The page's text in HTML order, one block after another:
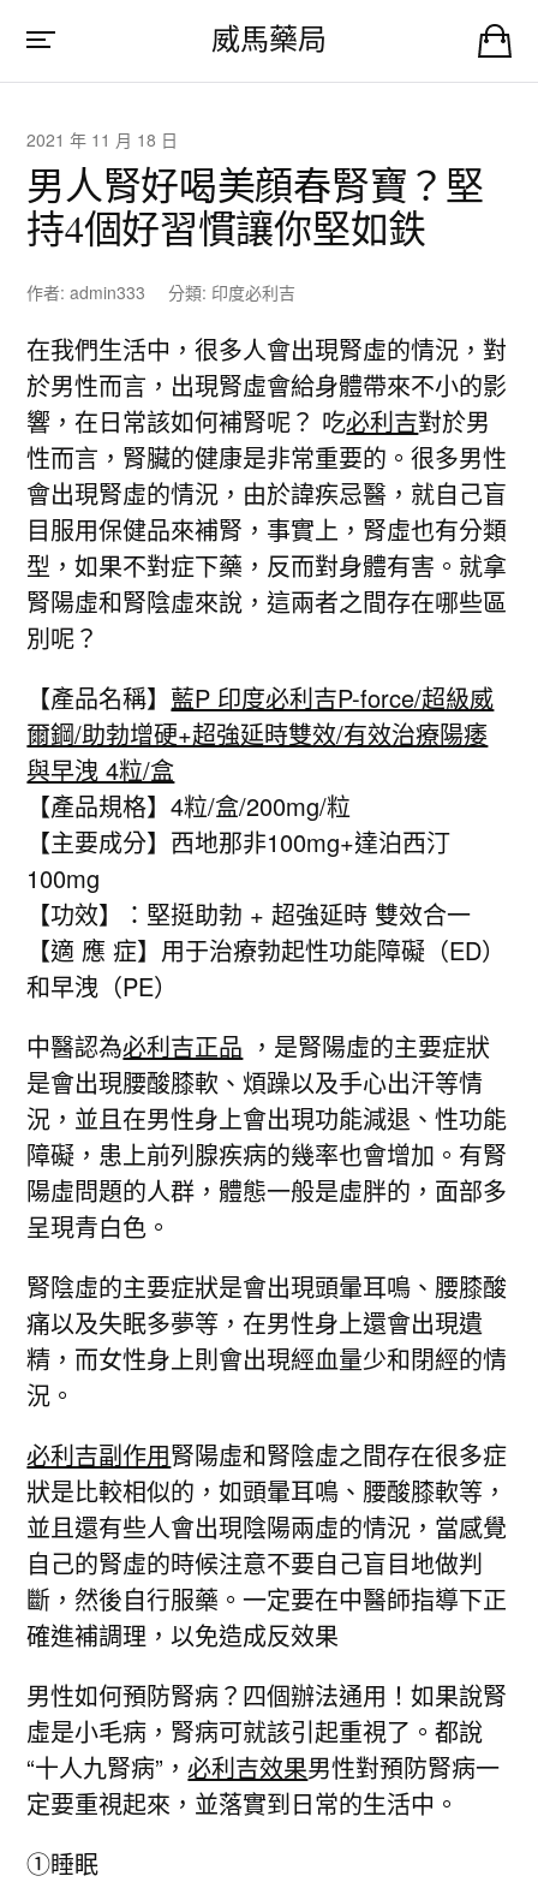
威馬藥局
2021 年 11 月 18 日
男人腎好喝美顔春腎寶？堅
持4個好習慣讓你堅如鉄
作者:admin333 分類: 印度必利吉
在我們生活中，很多人會出現腎虛的情況，對
於男性而言，出現腎虛會給身體帶來不小的影
響，在日常該如何補腎呢？ 吃必利吉對於男
性而言，腎臟的健康是非常重要的。很多男性
會出現腎虛的情況，由於諱疾忌醫，就自己盲
目服用保健品來補腎，事實上，腎虛也有分類
型，如果不對症下藥，反而對身體有害。就拿
腎陽虛和腎陰虛來說，這兩者之間存在哪些區
別呢？
【產品名稱】 藍P 印度必利吉P-force/超級威
爾鋼/助勃增硬+超強延時雙效/有效治療陽痿
與早洩 4粒/盒
【產品規格】4粒/盒/200mg/粒
【主要成分】西地那非100mg+達泊西汀
100mg
【功效】：堅挺助勃 + 超強延時 雙效合一
【適 應 症】用于治療勃起性功能障礙（ED）
和早洩（PE）
中醫認為必利吉正品 ，是腎陽虛的主要症狀
是會出現腰酸膝軟、煩躁以及手心出汗等情
況，並且在男性身上會出現功能減退、性功能
障礙，患上前列腺疾病的幾率也會增加。有腎
陽虛問題的人群，體態一般是虛胖的，面部多
呈現青白色。
腎陰虛的主要症狀是會出現頭暈耳鳴、腰膝酸
痛以及失眠多夢等，在男性身上還會出現遺
精，而女性身上則會出現經血量少和閉經的情
況。
必利吉副作用腎陽虛和腎陰虛之間存在很多症
狀是比較相似的，如頭暈耳鳴、腰酸膝軟等，
並且還有些人會出現陰陽兩虛的情況，當感覺
自己的腎虛的時候注意不要自己盲目地做判
斷，然後自行服藥。一定要在中醫師指導下正
確進補調理，以免造成反效果
男性如何預防腎病？四個辦法通用！如果說腎
虛是小毛病，腎病可就該引起重視了。都說
“十人九腎病”，必利吉效果男性對預防腎病一
定要重視起來，並落實到日常的生活中。
①睡眠